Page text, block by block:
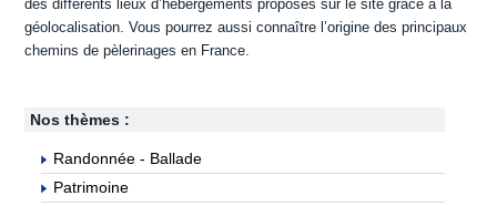
des différents lieux d’hébergements proposés sur le site grâce à la
géolocalisation. Vous pourrez aussi connaître l’origine des principaux
chemins de pèlerinages en France.
Nos thèmes :
Randonnée - Ballade
Patrimoine